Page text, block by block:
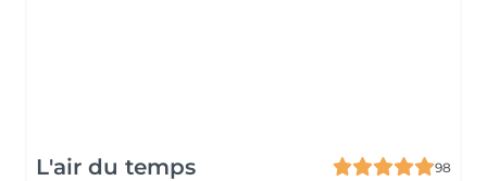
L'air du temps
98